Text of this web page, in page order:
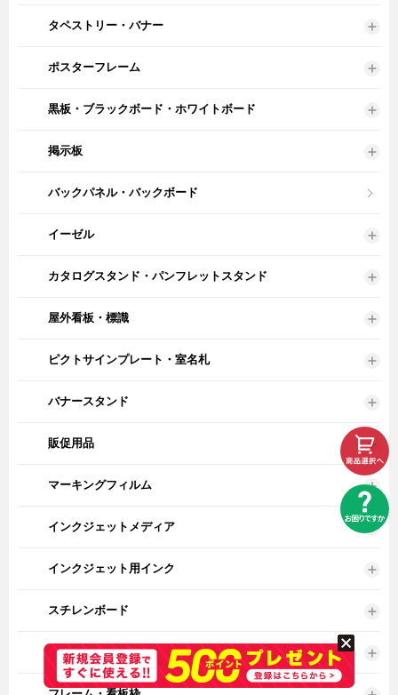
タペストリー・バナー
ポスターフレーム
黒板・ブラックボード・ホワイトボード
掲示板
バックパネル・バックボード
イーゼル
カタログスタンド・パンフレットスタンド
屋外看板・標識
ピクトサインプレート・室名札
バナースタンド
販促用品
マーキングフィルム
インクジェットメディア
インクジェット用インク
スチレンボード
板材・その他ボード